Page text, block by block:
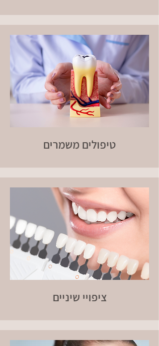
טיפולים משמרים
ציפויי שיניים